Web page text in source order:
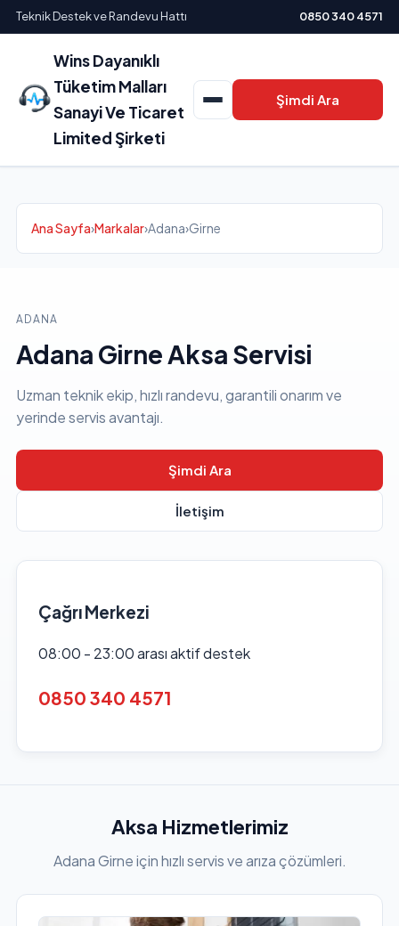
Teknik Destek ve Randevu Hattı 0850 340 4571
Wins Dayanıklı
Tüketim Malları
Sanayi Ve Ticaret
Limited Şirketi
Şimdi Ara
Ana Sayfa›Markalar›Adana›Girne
ADANA
Adana Girne Aksa Servisi
Uzman teknik ekip, hızlı randevu, garantili onarım ve
yerinde servis avantajı.
Şimdi Ara
İletişim
Çağrı Merkezi
08:00 - 23:00 arası aktif destek
0850 340 4571
Aksa Hizmetlerimiz
Adana Girne için hızlı servis ve arıza çözümleri.